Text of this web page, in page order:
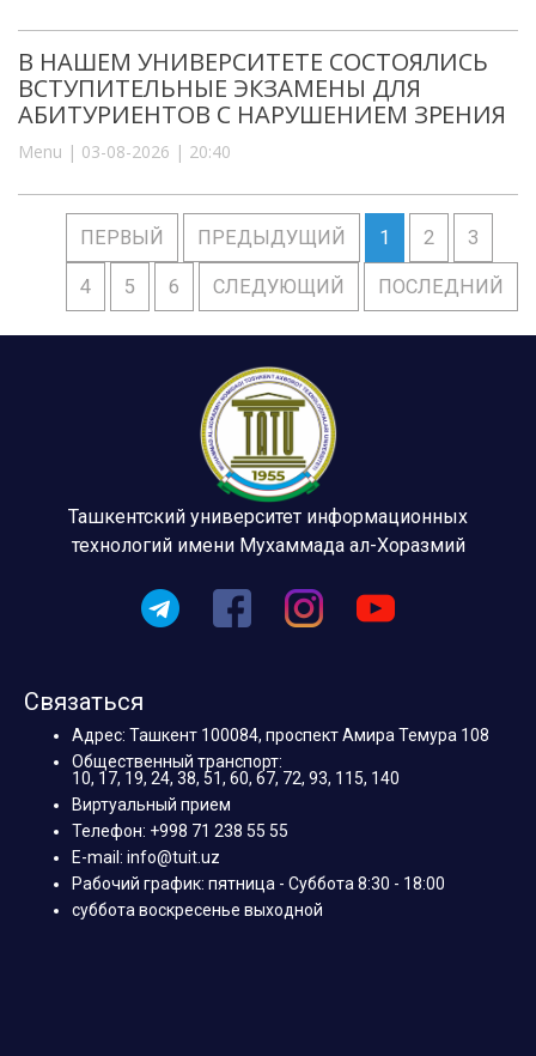
В НАШЕМ УНИВЕРСИТЕТЕ СОСТОЯЛИСЬ
ВСТУПИТЕЛЬНЫЕ ЭКЗАМЕНЫ ДЛЯ
АБИТУРИЕНТОВ С НАРУШЕНИЕМ ЗРЕНИЯ
Menu | 03-08-2026 | 20:40
ПЕРВЫЙ ПРЕДЫДУЩИЙ 1 2 3
4 5 6 СЛЕДУЮЩИЙ ПОСЛЕДНИЙ
Ташкентский университет информационных
технологий имени Мухаммада ал-Хоразмий
Связаться
Адрес: Ташкент 100084, проспект Амира Темура 108
Общественный транспорт:
10, 17, 19, 24, 38, 51, 60, 67, 72, 93, 115, 140
Виртуальный прием
Телефон: +998 71 238 55 55
E-mail: info@tuit.uz
Рабочий график: пятница - Суббота 8:30 - 18:00
суббота воскресенье выходной